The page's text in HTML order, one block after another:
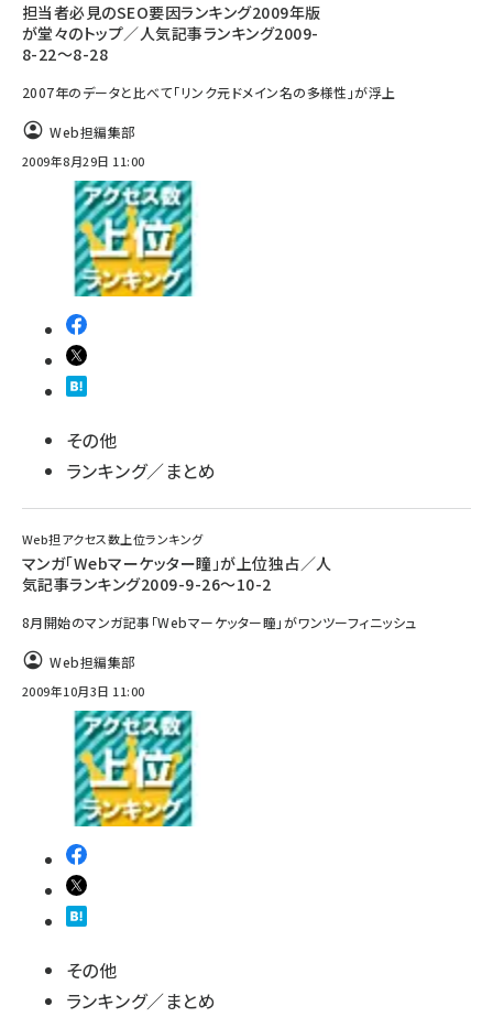
担当者必見のSEO要因ランキング2009年版
が堂々のトップ／人気記事ランキング2009-
8-22～8-28
2007年のデータと比べて「リンク元ドメイン名の多様性」が浮上
Web担編集部
2009年8月29日 11:00
その他
ランキング／まとめ
Web担アクセス数上位ランキング
マンガ「Webマーケッター瞳」が上位独占／人
気記事ランキング2009-9-26～10-2
8月開始のマンガ記事「Webマーケッター瞳」がワンツーフィニッシュ
Web担編集部
2009年10月3日 11:00
その他
ランキング／まとめ